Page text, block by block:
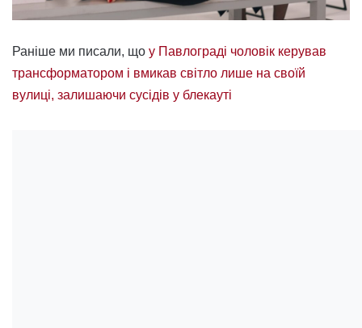
Раніше ми писали, що у Павлограді чоловік керував
трансформатором і вмикав світло лише на своїй
вулиці, залишаючи сусідів у блекауті